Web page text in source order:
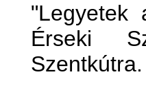
"Legyetek
Érseki
Szentkútra.